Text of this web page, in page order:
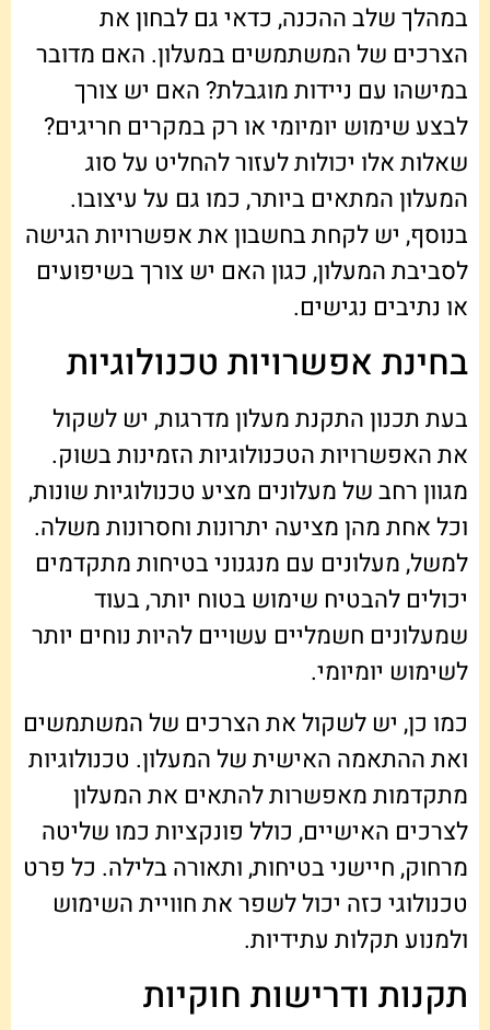
במהלך שלב ההכנה, כדאי גם לבחון את
הצרכים של המשתמשים במעלון. האם מדובר
במישהו עם ניידות מוגבלת? האם יש צורך
לבצע שימוש יומיומי או רק במקרים חריגים?
שאלות אלו יכולות לעזור להחליט על סוג
המעלון המתאים ביותר, כמו גם על עיצובו.
בנוסף, יש לקחת בחשבון את אפשרויות הגישה
לסביבת המעלון, כגון האם יש צורך בשיפועים
או נתיבים נגישים.
בחינת אפשרויות טכנולוגיות
בעת תכנון התקנת מעלון מדרגות, יש לשקול
את האפשרויות הטכנולוגיות הזמינות בשוק.
מגוון רחב של מעלונים מציע טכנולוגיות שונות,
וכל אחת מהן מציעה יתרונות וחסרונות משלה.
למשל, מעלונים עם מנגנוני בטיחות מתקדמים
יכולים להבטיח שימוש בטוח יותר, בעוד
שמעלונים חשמליים עשויים להיות נוחים יותר
לשימוש יומיומי.
כמו כן, יש לשקול את הצרכים של המשתמשים
ואת ההתאמה האישית של המעלון. טכנולוגיות
מתקדמות מאפשרות להתאים את המעלון
לצרכים האישיים, כולל פונקציות כמו שליטה
מרחוק, חיישני בטיחות, ותאורה בלילה. כל פרט
טכנולוגי כזה יכול לשפר את חוויית השימוש
ולמנוע תקלות עתידיות.
תקנות ודרישות חוקיות